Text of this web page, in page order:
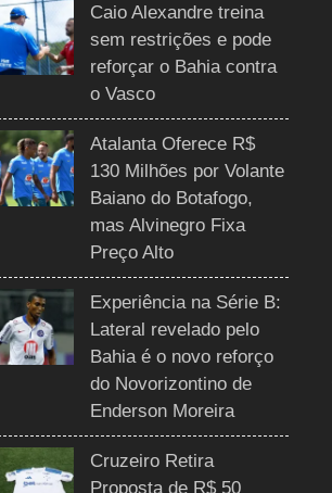
Caio Alexandre treina
sem restrições e pode
reforçar o Bahia contra
o Vasco
Atalanta Oferece R$
130 Milhões por Volante
Baiano do Botafogo,
mas Alvinegro Fixa
Preço Alto
Experiência na Série B:
Lateral revelado pelo
Bahia é o novo reforço
do Novorizontino de
Enderson Moreira
Cruzeiro Retira
Proposta de R$ 50